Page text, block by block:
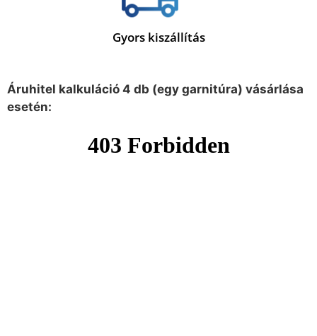
Gyors kiszállítás
Áruhitel kalkuláció 4 db (egy garnitúra) vásárlása
esetén: